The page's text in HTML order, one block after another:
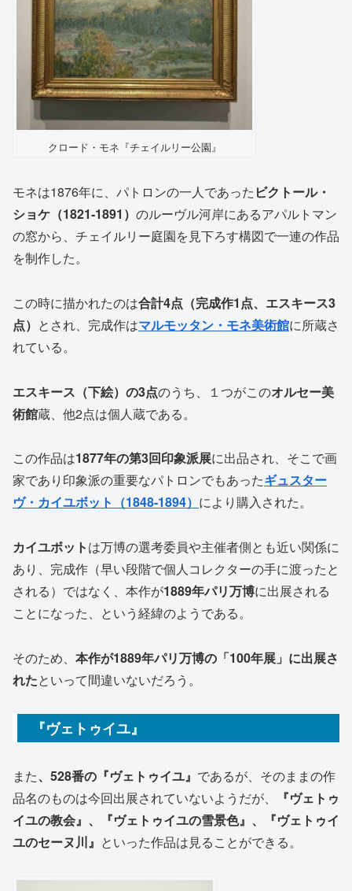
クロード・モネ『チェイルリー公園』
モネは1876年に、パトロンの一人であった ビクトール・
ショケ（1821-1891） のルーヴル河岸にあるアパルトマン
の窓から、チェイルリー庭園を見下ろす構図で一連の作品
を制作した。
この時に描かれたのは合計4点（完成作1点、エスキース3
点） とされ、完成作はマルモッタン・モネ美術館に所蔵さ
れている。
エスキース（下絵）の3点のうち、１つがこのオルセー美
術館蔵、他2点は個人蔵である。
この作品は1877年の第3回印象派展に出品され、そこで画
家であり印象派の重要なパトロンでもあったギュスター
ヴ・カイユボット（1848-1894） により購入された。
カイユボットは万博の選考委員や主催者側とも近い関係に
あり、完成作（早い段階で個人コレクターの手に渡ったと
される）ではなく、本作が1889年パリ万博に出展される
ことになった、という経緯のようである。
そのため、 本作が1889年パリ万博の「100年展」に出展さ
れたといって間違いないだろう。
『ヴェトゥイユ』
また、528番の『ヴェトゥイユ』 であるが、そのままの作
品名のものは今回出展されていないようだが、
『ヴェトゥ
イユの教会』、『ヴェトゥイユの雪景色』、『ヴェトゥイ
ユのセーヌ川』 といった作品は見ることができる。